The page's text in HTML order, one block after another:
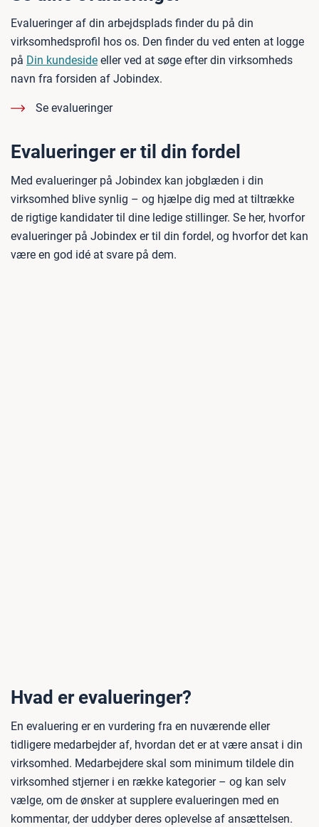
Evalueringer af din arbejdsplads finder du på din
virksomhedsprofil hos os. Den finder du ved enten at logge
på Din kundeside eller ved at søge efter din virksomheds
navn fra forsiden af Jobindex.
Se evalueringer
Evalueringer er til din fordel
Med evalueringer på Jobindex kan jobglæden i din
virksomhed blive synlig – og hjælpe dig med at tiltrække
de rigtige kandidater til dine ledige stillinger. Se her, hvorfor
evalueringer på Jobindex er til din fordel, og hvorfor det kan
være en god idé at svare på dem.
Hvad er evalueringer?
En evaluering er en vurdering fra en nuværende eller
tidligere medarbejder af, hvordan det er at være ansat i din
virksomhed. Medarbejdere skal som minimum tildele din
virksomhed stjerner i en række kategorier – og kan selv
vælge, om de ønsker at supplere evalueringen med en
kommentar, der uddyber deres oplevelse af ansættelsen.